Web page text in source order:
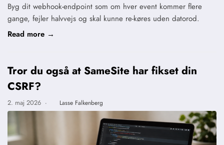
Byg dit webhook-endpoint som om hver event kommer flere
gange, fejler halvvejs og skal kunne re-køres uden datorod.
Read more →
Tror du også at SameSite har fikset din
CSRF?
2. maj 2026 · Lasse Falkenberg